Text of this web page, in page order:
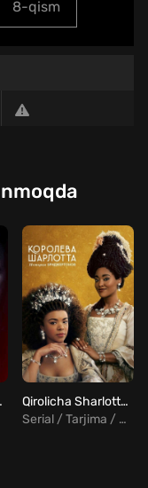
8-qism
tilida
Qirolicha Sharlotta: Bridjertonlar hikoyasi Barcha qismlar Uzbek Tilida
Serial / Tarjima / Drama / Tarixiy / Melodrama